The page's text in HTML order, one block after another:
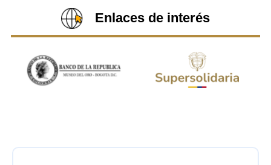
Enlaces de interés